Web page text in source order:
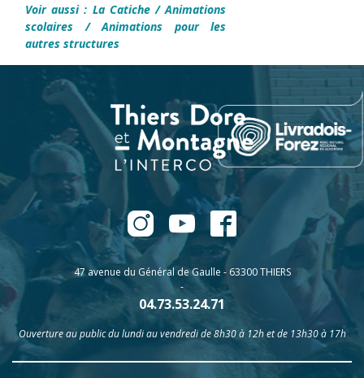
Voir aussi : La Catiche/Animations
scolaires /Animations pour les
autres structures
47 avenue du Général de Gaulle - 63300 THIERS
-
04.73.53.24.71
Ouverture au public du lundi au vendredi de 8h30 à 12h et de 13h30 à 17h